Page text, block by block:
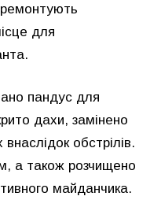
для
пандус для
дахи, замінено
обстрілів.
а також розчищено
майданчика.